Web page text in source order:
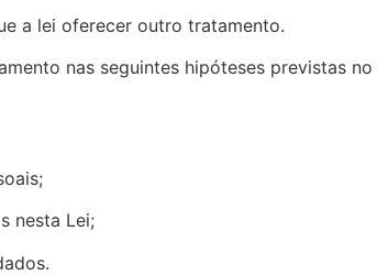
a lei oferecer outro tratamento.
nas seguintes hipóteses previstas no
nesta Lei;